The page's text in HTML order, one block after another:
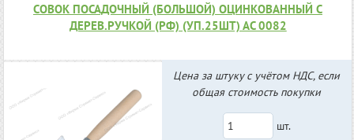
СОВОК ПОСАДОЧНЫЙ (БОЛЬШОЙ) ОЦИНКОВАННЫЙ С
ДЕРЕВ.РУЧКОЙ (РФ) (УП.25ШТ) АС 0082
Цена за штуку с учётом НДС, если
общая стоимость покупки
шт.